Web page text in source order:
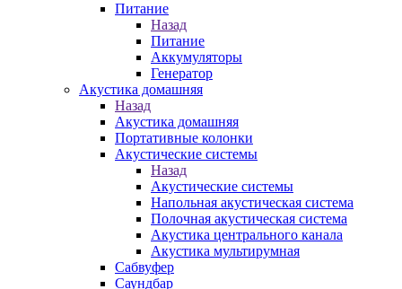
Питание
Назад
Питание
Аккумуляторы
Генератор
Акустика домашняя
Назад
Акустика домашняя
Портативные колонки
Акустические системы
Назад
Акустические системы
Напольная акустическая система
Полочная акустическая система
Акустика центрального канала
Акустика мультирумная
Сабвуфер
Саундбар